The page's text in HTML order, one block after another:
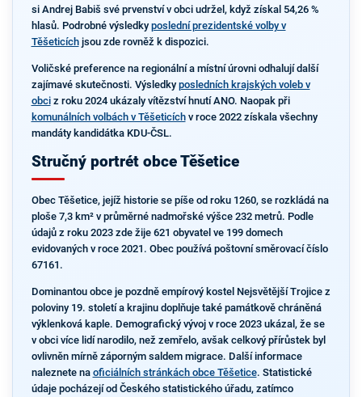
si Andrej Babiš své prvenství v obci udržel, když získal 54,26 %
hlasů. Podrobné výsledky poslední prezidentské volby v
Těšeticíchjsou zde rovněž k dispozici.
Voličské preference na regionální a místní úrovni odhalují další
zajímavé skutečnosti. Výsledky posledních krajských voleb v
obciz roku 2024 ukázaly vítězství hnutí ANO. Naopak při
komunálních volbách v Těšeticíchv roce 2022 získala všechny
mandáty kandidátka KDU-ČSL.
Stručný portrét obce Těšetice
Obec Těšetice, jejíž historie se píše od roku 1260, se rozkládá na
ploše 7,3 km² v průměrné nadmořské výšce 232 metrů. Podle
údajů z roku 2023 zde žije 621 obyvatel ve 199 domech
evidovaných v roce 2021. Obec používá poštovní směrovací číslo
67161.
Dominantou obce je pozdně empírový kostel Nejsvětější Trojice z
poloviny 19. století a krajinu doplňuje také památkově chráněná
výklenková kaple. Demografický vývoj v roce 2023 ukázal, že se
v obci více lidí narodilo, než zemřelo, avšak celkový přírůstek byl
ovlivněn mírně záporným saldem migrace. Další informace
naleznete na oficiálních stránkách obce Těšetice. Statistické
údaje pocházejí od Českého statistického úřadu, zatímco